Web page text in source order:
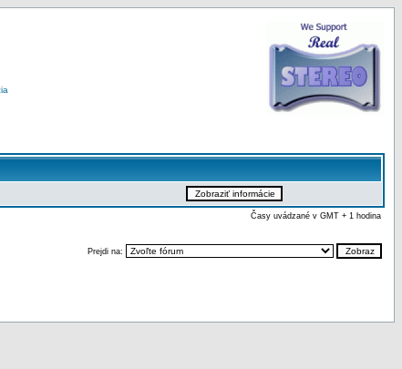
Časy uvádzané v GMT + 1 hodina
Prejdi na: